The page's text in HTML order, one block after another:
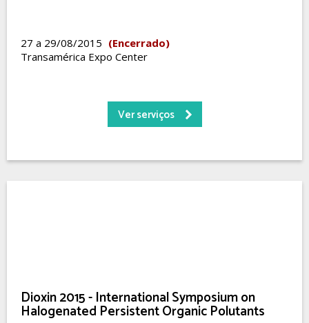
27 a 29/08/2015 (Encerrado)
Transamérica Expo Center
Ver serviços
Dioxin 2015 - International Symposium on
Halogenated Persistent Organic Polutants